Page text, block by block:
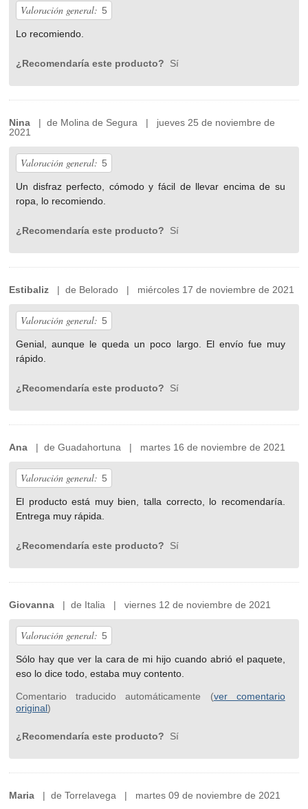
Valoración general: 5
Lo recomiendo.
¿Recomendaría este producto? Sí
Nina | de Molina de Segura | jueves 25 de noviembre de
2021
Valoración general: 5
Un disfraz perfecto, cómodo y fácil de llevar encima de su
ropa, lo recomiendo.
¿Recomendaría este producto? Sí
Estibaliz | de Belorado | miércoles 17 de noviembre de 2021
Valoración general: 5
Genial, aunque le queda un poco largo. El envío fue muy
rápido.
¿Recomendaría este producto? Sí
Ana | de Guadahortuna | martes 16 de noviembre de 2021
Valoración general: 5
El producto está muy bien, talla correcto, lo recomendaría.
Entrega muy rápida.
¿Recomendaría este producto? Sí
Giovanna | de Italia | viernes 12 de noviembre de 2021
Valoración general: 5
Sólo hay que ver la cara de mi hijo cuando abrió el paquete,
eso lo dice todo, estaba muy contento.
Comentario traducido automáticamente (ver comentario
original)
¿Recomendaría este producto? Sí
Maria | de Torrelavega | martes 09 de noviembre de 2021